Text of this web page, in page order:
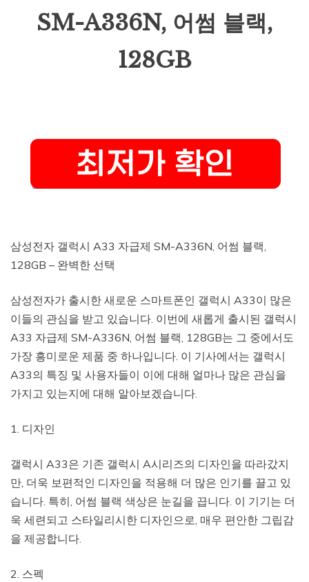
SM-A336N, 어썸 블랙,
128GB
삼성전자 갤럭시 A33 자급제 SM-A336N, 어썸 블랙,
128GB – 완벽한 선택
삼성전자가 출시한 새로운 스마트폰인 갤럭시 A33이 많은
이들의 관심을 받고 있습니다. 이번에 새롭게 출시된 갤럭시
A33 자급제 SM-A336N, 어썸 블랙, 128GB는 그 중에서도
가장 흥미로운 제품 중 하나입니다. 이 기사에서는 갤럭시
A33의 특징 및 사용자들이 이에 대해 얼마나 많은 관심을
가지고 있는지에 대해 알아보겠습니다.
1. 디자인
갤럭시 A33은 기존 갤럭시 A시리즈의 디자인을 따라갔지
만, 더욱 보편적인 디자인을 적용해 더 많은 인기를 끌고 있
습니다. 특히, 어썸 블랙 색상은 눈길을 끕니다. 이 기기는 더
욱 세련되고 스타일리시한 디자인으로, 매우 편안한 그립감
을 제공합니다.
2. 스펙